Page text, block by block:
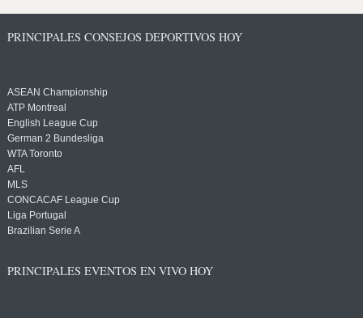
PRINCIPALES CONSEJOS DEPORTIVOS HOY
ASEAN Championship
ATP Montreal
English League Cup
German 2 Bundesliga
WTA Toronto
AFL
MLS
CONCACAF League Cup
Liga Portugal
Brazilian Serie A
PRINCIPALES EVENTOS EN VIVO HOY